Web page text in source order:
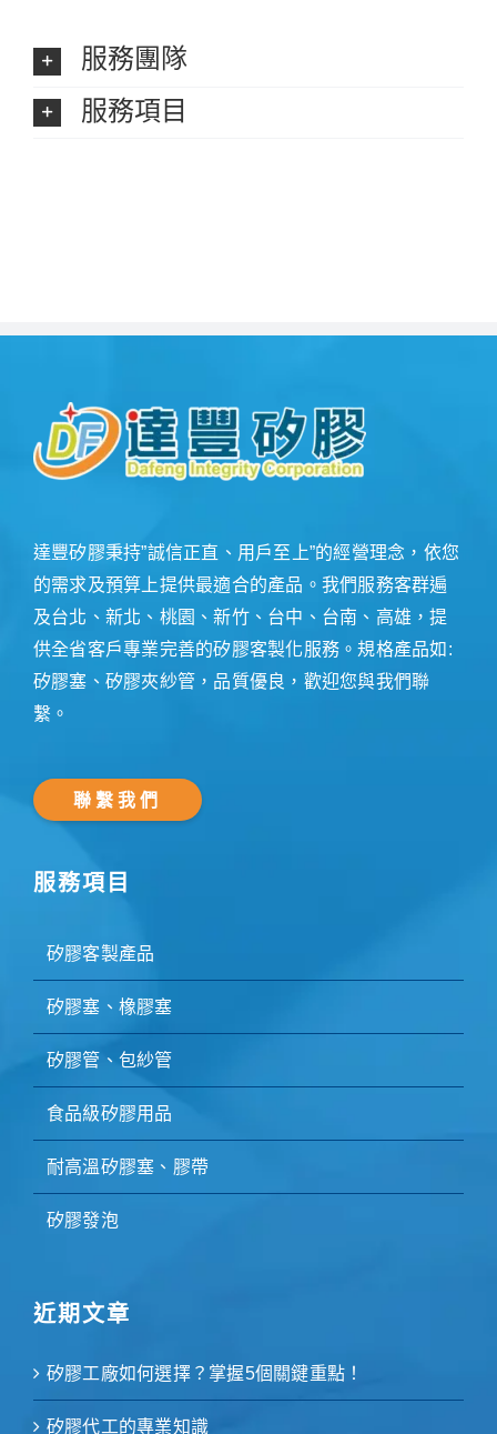
服務團隊
服務項目
達豐矽膠秉持”誠信正直、用戶至上”的經營理念，依您
的需求及預算上提供最適合的產品。我們服務客群遍
及台北、新北、桃園、新竹、台中、台南、高雄，提
供全省客戶專業完善的矽膠客製化服務。規格產品如:
矽膠塞、矽膠夾紗管，品質優良，歡迎您與我們聯
繫。
聯繫我們
服務項目
矽膠客製產品
矽膠塞、橡膠塞
矽膠管、包紗管
食品級矽膠用品
耐高溫矽膠塞、膠帶
矽膠發泡
近期文章
矽膠工廠如何選擇？掌握5個關鍵重點！
矽膠代工的專業知識